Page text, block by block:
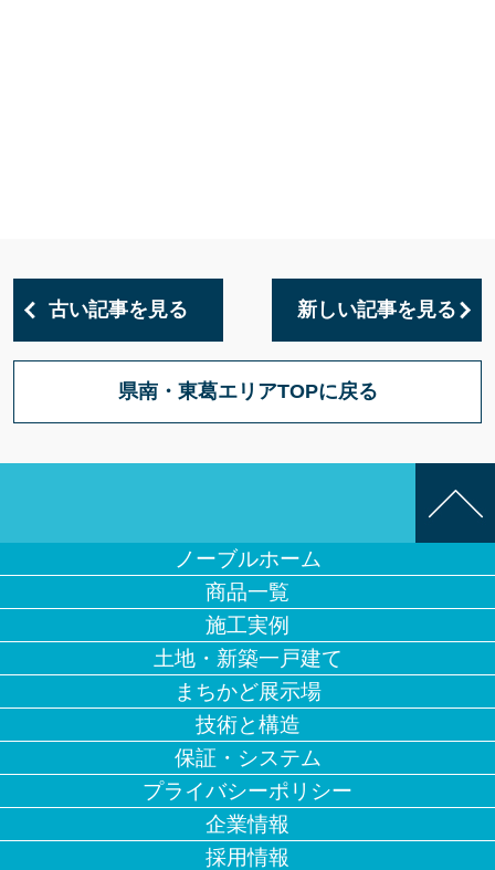
古い記事を見る 新しい記事を見る
県南・東葛エリアTOPに戻る
ノーブルホーム
商品一覧
施工実例
土地・新築一戸建て
まちかど展示場
技術と構造
保証・システム
プライバシーポリシー
企業情報
採用情報